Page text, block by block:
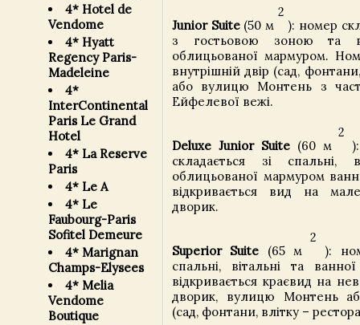
4* Hotel de
Vendome
4* Hyatt
Regency Paris-
Madeleine
4*
InterContinental
Paris Le Grand
Hotel
4* La Reserve
Paris
4* Le A
4* Le
Faubourg-Paris
Sofitel Demeure
4* Marignan
Champs-Elysees
4* Melia
Vendome
Boutique
Junior Suite(50 м
2
): номер
з гостьовою зоною та
облицьованої мармуром.
внутрішній двір (сад,
або вулицю Монтень з
Ейфелевої вежі.
Deluxe Junior Suite(60 м
2
складається зі спальні,
облицьованої мармуром
відкривається вид на
дворик.
Superior Suite (65 м
2
):
спальні, вітальні та
відкривається краєвид на
дворик, вулицю Монтень
(сад, фонтани, влітку –